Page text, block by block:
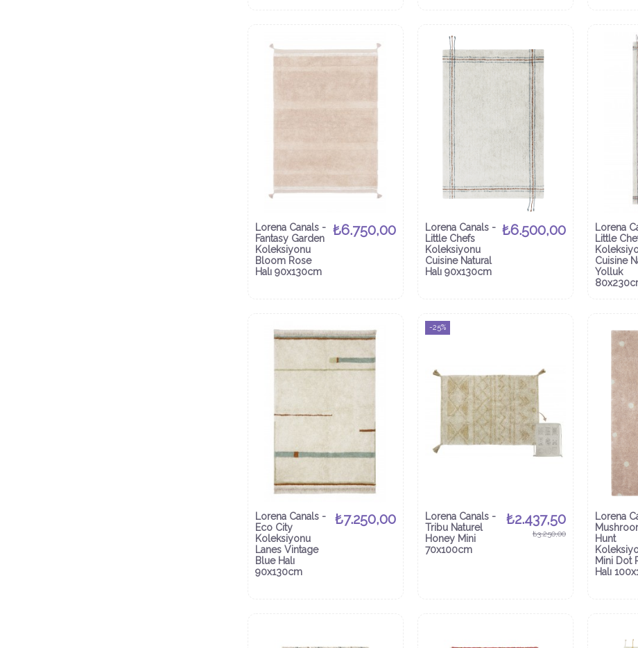
Lorena Canals -
Fantasy Garden
Koleksiyonu
Bloom Rose
Halı 90x130cm
₺6.750,00
Lorena Canals -
Little Chefs
Koleksiyonu
Cuisine Natural
Halı 90x130cm
₺6.500,00
Lorena
Little
Cuisine
Yolluk
Lorena Canals -
Eco City
Koleksiyonu
Lanes Vintage
Blue Halı
90x130cm
₺7.250,00
-25%
Lorena Canals -
Tribu Naturel
Honey Mini
70x100cm
₺2.437,50
₺3.250,00
Lorena
Hunt
Mini Dot
Halı